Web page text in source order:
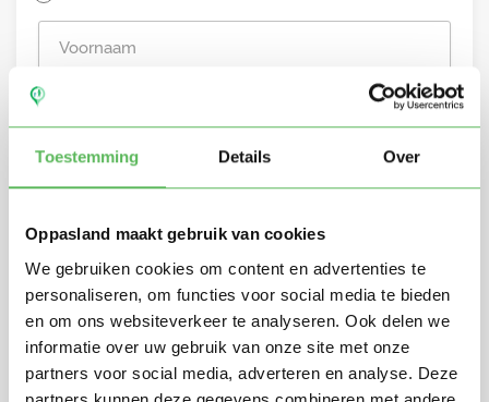
Toestemming Details Over
Oppasland maakt gebruik van cookies
We gebruiken cookies om content en advertenties te
personaliseren, om functies voor social media te bieden
en om ons websiteverkeer te analyseren. Ook delen we
informatie over uw gebruik van onze site met onze
partners voor social media, adverteren en analyse. Deze
Stuur mij nieuwe profielen in mijn omgeving per
e-mail
Door te registreren ga je akkoord met deAlgemene
voorwaardenvan Oppasland.